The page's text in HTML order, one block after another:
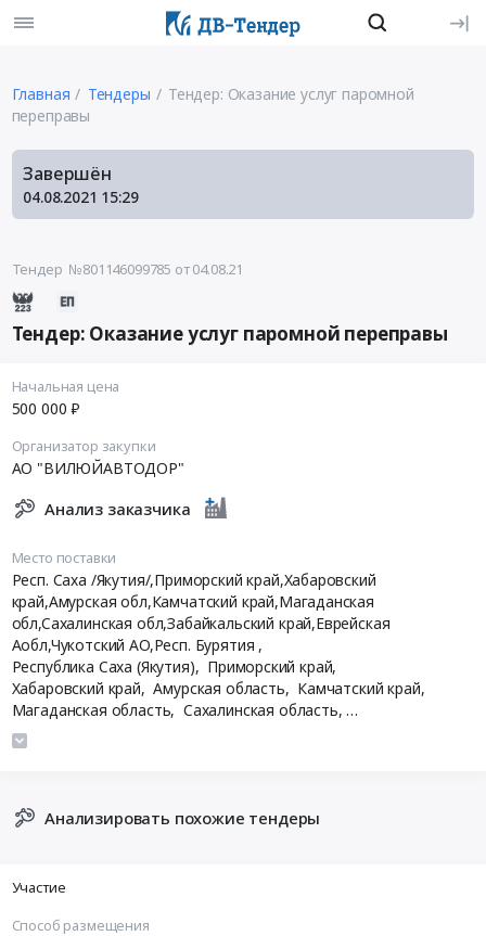
Главная Тендеры
Тендер: Оказание услуг паромной
переправы
Завершён
04.08.2021 15:29
Тендер №801146099785 от 04.08.21
Тендер: Оказание услуг паромной переправы
Начальная цена
500 000 ₽
Организатор закупки
АО "ВИЛЮЙАВТОДОР"
Анализ заказчика
Место поставки
Респ. Саха /Якутия/,Приморский край,Хабаровский
край,Амурская обл,Камчатский край,Магаданская
обл,Сахалинская обл,Забайкальский край,Еврейская
Аобл,Чукотский АО,Респ. Бурятия ,
Республика Саха (Якутия), Приморский край,
Хабаровский край, Амурская область, Камчатский край,
Магаданская область, Сахалинская область,
Забайкальский край,
Республика Бурятия
Анализировать похожие тендеры
Участие
Способ размещения